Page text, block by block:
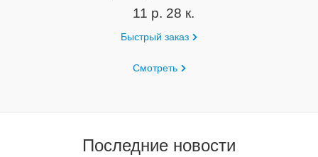
11 р. 28 к.
Быстрый заказ
Смотреть
Последние новости